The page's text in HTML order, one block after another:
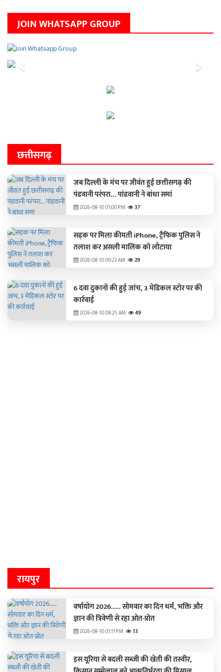
JOIN WHATSAPP GROUP
Previous Next
छत्तीसगढ़
जब दिल्ली के मंच पर जीवंत हुई छत्तीसगढ़ की
पंडवानी परंपरा... पांडवानी ने बांधा समां
2026-08-10 01:00 PM 37
सड़क पर मिला कीमती iPhone, ट्रैफिक पुलिस ने
तलाश कर असली मालिक को लौटाया
2026-08-10 09:22 AM 29
6 दवा दुकानों की हुई जांच, 3 मेडिकल स्टोर पर की
कार्रवाई
2026-08-10 08:25 AM 49
रायपुर
वर्षायोग 2026..... सोमवार का दिन धर्म, भक्ति और
ज्ञान की त्रिवेणी से रहा ओत-प्रोत
2026-08-10 01:11 PM 13
इस यूरिया से बदली सब्जी की खेती की तस्वीर,